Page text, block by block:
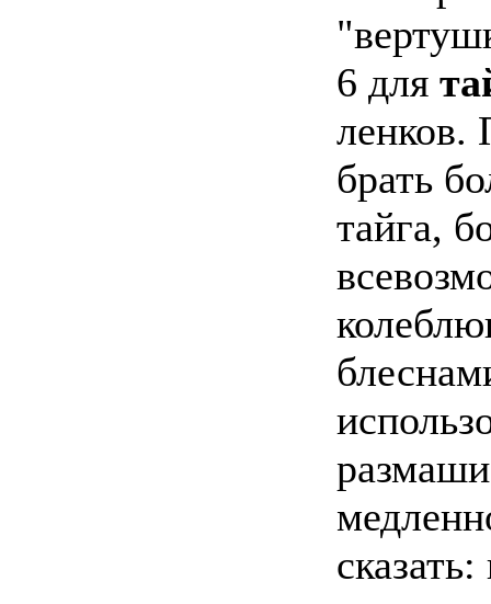
6 для
ленков.
брать
тайга,